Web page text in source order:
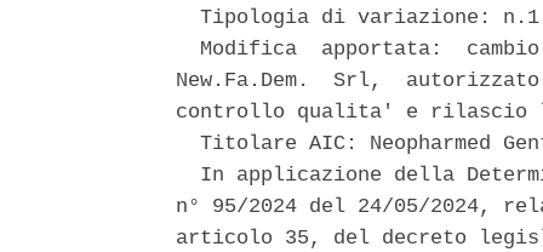
Tipologia di variazione:
Modifica  apportata:
New.Fa.Dem.  Srl,
controllo qualita' e rilascio
Titolare AIC: Neopharmed
In applicazione della
n° 95/2024 del 24/05/2024,
articolo 35, del decreto